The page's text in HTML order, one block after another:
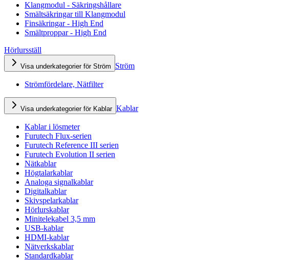
Klangmodul - Säkringshållare
Smältsäkringar till Klangmodul
Finsäkringar - High End
Smältproppar - High End
Hörlursställ
Visa underkategorier för Ström Ström
Strömfördelare, Nätfilter
Visa underkategorier för Kablar Kablar
Kablar i lösmeter
Furutech Flux-serien
Furutech Reference III serien
Furutech Evolution II serien
Nätkablar
Högtalarkablar
Analoga signalkablar
Digitalkablar
Skivspelarkablar
Hörlurskablar
Minitelekabel 3,5 mm
USB-kablar
HDMI-kablar
Nätverkskablar
Standardkablar